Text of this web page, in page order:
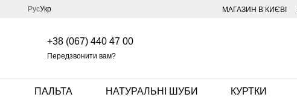
Перейти до основного контенту
РусУкр МАГАЗИН В КИЄВІ
+38 (067) 440 47 00
Передзвонити вам?
ПАЛЬТА НАТУРАЛЬНІ ШУБИ КУРТКИ